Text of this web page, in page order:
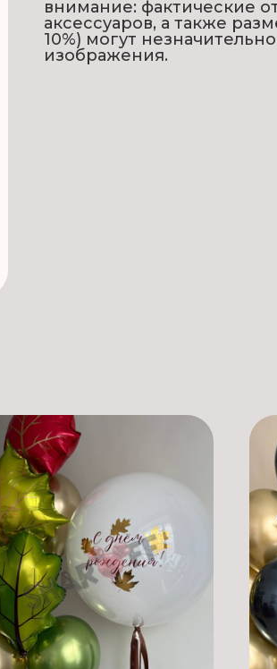
внимание: фактические
аксессуаров, а также
10%) могут
изображения.